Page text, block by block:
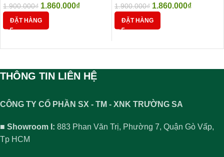
1.900.000₫ 1.860.000₫
ĐẶT HÀNG
1.900.000₫ 1.860.000₫
ĐẶT HÀNG
THÔNG TIN LIÊN HỆ
CÔNG TY CỔ PHẦN SX - TM - XNK TRƯỜNG SA
■ Showroom I: 883 Phan Văn Trị, Phường 7, Quận Gò Vấp,
Tp HCM